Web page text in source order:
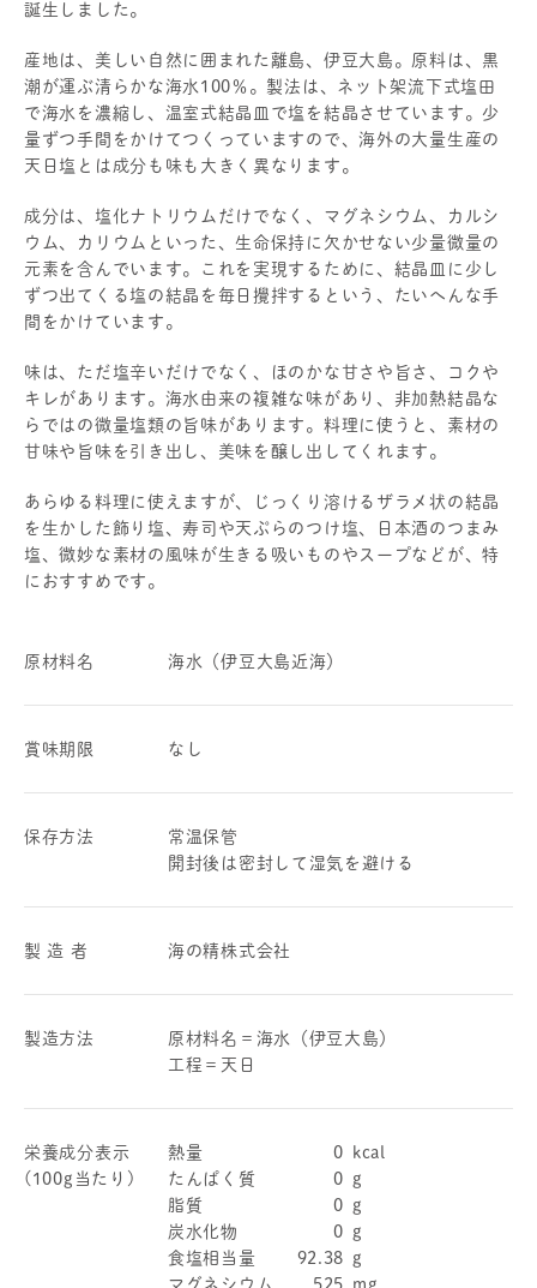
誕生しました。
産地は、美しい自然に囲まれた離島、伊豆大島。原料は、黒
潮が運ぶ清らかな海水100％。製法は、ネット架流下式塩田
で海水を濃縮し、温室式結晶皿で塩を結晶させています。少
量ずつ手間をかけてつくっていますので、海外の大量生産の
天日塩とは成分も味も大きく異なります。
成分は、塩化ナトリウムだけでなく、マグネシウム、カルシ
ウム、カリウムといった、生命保持に欠かせない少量微量の
元素を含んでいます。これを実現するために、結晶皿に少し
ずつ出てくる塩の結晶を毎日攪拌するという、たいへんな手
間をかけています。
味は、ただ塩辛いだけでなく、ほのかな甘さや旨さ、コクや
キレがあります。海水由来の複雑な味があり、非加熱結晶な
らではの微量塩類の旨味があります。料理に使うと、素材の
甘味や旨味を引き出し、美味を醸し出してくれます。
あらゆる料理に使えますが、じっくり溶けるザラメ状の結晶
を生かした飾り塩、寿司や天ぷらのつけ塩、日本酒のつまみ
塩、微妙な素材の風味が生きる吸いものやスープなどが、特
におすすめです。
原材料名 海水（伊豆大島近海）
賞味期限 なし
保存方法
常温保管
開封後は密封して湿気を避ける
製 造 者 海の精株式会社
製造方法
原材料名＝海水（伊豆大島）
工程＝天日
栄養成分表示
(100g当たり)
熱量 0
kcal
たんぱく質
0
g
脂質
0
g
炭水化物
0
g
食塩相当量
92.38
g
マグネシウム
525 mg